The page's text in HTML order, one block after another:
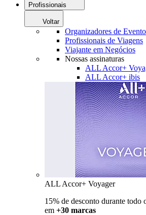
Profissionais
Voltar
Organizadores de
Profissionais de Viagens
Viajante em Negócios
Nossas assinaturas
ALL Accor+
ALL Accor+ ibis
ALL Accor+ Voyager
15% de desconto durante todo
em +30 marcas